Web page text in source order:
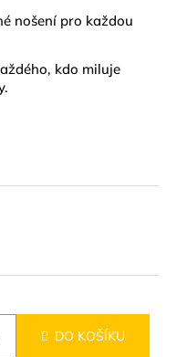
nošení pro každou
kdo miluje
DO KOŠÍKU